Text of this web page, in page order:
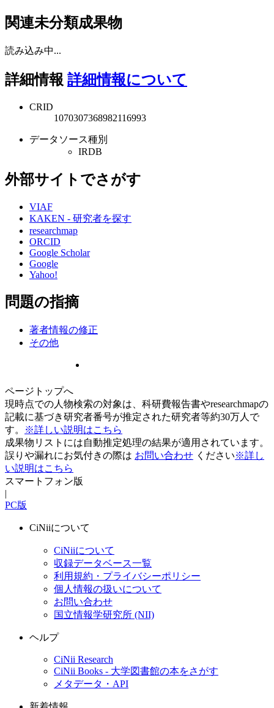
関連未分類成果物
読み込み中...
詳細情報 詳細情報について
CRID
1070307368982116993
データソース種別
IRDB
外部サイトでさがす
VIAF
KAKEN - 研究者を探す
researchmap
ORCID
Google Scholar
Google
Yahoo!
問題の指摘
著者情報の修正
その他
ページトップへ
現時点での人物検索の対象は、科研費報告書やresearchmapの
記載に基づき研究者番号が推定された研究者等約30万人で
す。
※詳しい説明はこちら
成果物リストには自動推定処理の結果が適用されています。
誤りや漏れにお気付きの際は お問い合わせ ください※詳し
い説明はこちら
スマートフォン版
|
PC版
CiNiiについて
CiNiiについて
収録データベース一覧
利用規約・プライバシーポリシー
個人情報の扱いについて
お問い合わせ
国立情報学研究所 (NII)
ヘルプ
CiNii Research
CiNii Books - 大学図書館の本をさがす
メタデータ・API